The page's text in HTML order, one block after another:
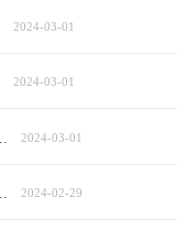
2024-03-01
2024-03-01
2024-03-01
2024-02-29